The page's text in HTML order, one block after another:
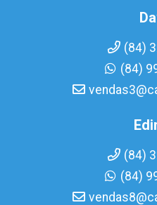
(84)
(84)
(84)
(84)